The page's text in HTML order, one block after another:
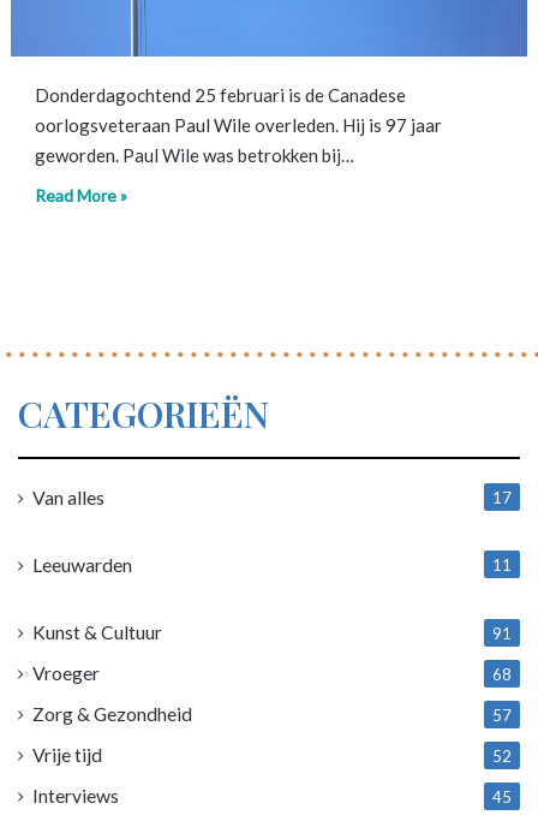
Donderdagochtend 25 februari is de Canadese
oorlogsveteraan Paul Wile overleden. Hij is 97 jaar
geworden. Paul Wile was betrokken bij…
Read More »
CATEGORIEËN
Van alles
17
Leeuwarden
11
Kunst & Cultuur 91
Vroeger 68
Zorg & Gezondheid 57
Vrije tijd 52
Interviews 45